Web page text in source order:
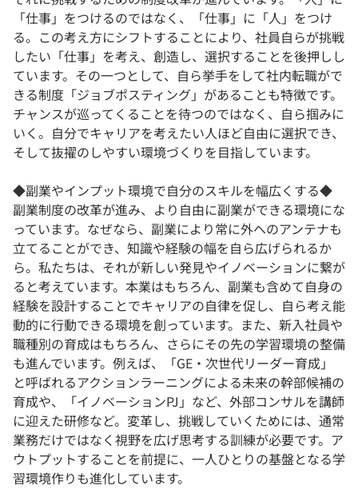
「仕事」をつけるのではなく、「仕事」に「人」をつけ
る。この考え方にシフトすることにより、社員自らが挑戦
したい「仕事」を考え、創造し、選択することを後押しし
ています。その一つとして、自ら挙手をして社内転職がで
きる制度「ジョブポスティング」があることも特徴です。
チャンスが巡ってくることを待つのではなく、自ら掴みに
いく。自分でキャリアを考えたい人ほど自由に選択でき、
そして抜擢のしやすい環境づくりを目指しています。
◆副業やインプット環境で自分のスキルを幅広くする◆
副業制度の改革が進み、より自由に副業ができる環境にな
っています。なぜなら、副業により常に外へのアンテナも
立てることができ、知識や経験の幅を自ら広げられるか
ら。私たちは、それが新しい発見やイノベーションに繋が
ると考えています。本業はもちろん、副業も含めて自身の
経験を設計することでキャリアの自律を促し、自ら考え能
動的に行動できる環境を創っています。また、新入社員や
職種別の育成はもちろん、さらにその先の学習環境の整備
も進んでいます。例えば、「GE・次世代リーダー育成」
と呼ばれるアクションラーニングによる未来の幹部候補の
育成や、「イノベーションPJ」など、外部コンサルを講師
に迎えた研修など。変革し、挑戦していくためには、通常
業務だけではなく視野を広げ思考する訓練が必要です。ア
ウトプットすることを前提に、一人ひとりの基盤となる学
習環境作りも進化しています。